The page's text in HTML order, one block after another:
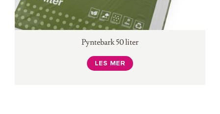
Pyntebark 50 liter
LES MER